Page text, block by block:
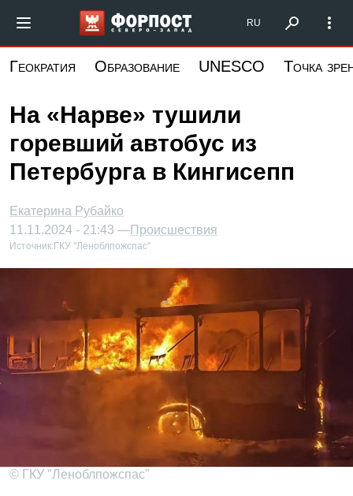
основному
Форпост Северо-Запад
RU
Геократия Образование UNESCO Точка
На «Нарве» тушили
горевший автобус из
Петербурга в Кингисепп
Екатерина Рубайко
11.11.2024 - 21:43 —Происшествия
Источник: ГКУ "Леноблпожспас"
© ГКУ "Леноблпожспас"